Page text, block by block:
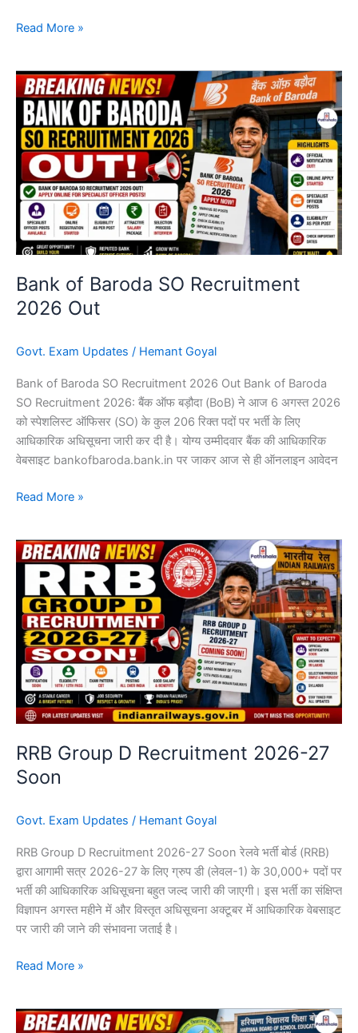
Read More »
Bank of Baroda SO Recruitment
2026 Out
Govt. Exam Updates / Hemant Goyal
Bank of Baroda SO Recruitment 2026 Out Bank of Baroda
SO Recruitment 2026: बैंक ऑफ बड़ौदा (BoB) ने आज 6 अगस्त 2026
को स्पेशलिस्ट ऑफिसर (SO) के कुल 206 रिक्त पदों पर भर्ती के लिए
आधिकारिक अधिसूचना जारी कर दी है। योग्य उम्मीदवार बैंक की आधिकारिक
वेबसाइट bankofbaroda.bank.in पर जाकर आज से ही ऑनलाइन आवेदन
Bank
of
Baroda
SO
Recruitment
2026
Out
Read More »
RRB Group D Recruitment 2026-27
Soon
Govt. Exam Updates / Hemant Goyal
RRB Group D Recruitment 2026-27 Soon रेलवे भर्ती बोर्ड (RRB)
द्वारा आगामी सत्र 2026-27 के लिए ग्रुप डी (लेवल-1) के 30,000+ पदों पर
भर्ती की आधिकारिक अधिसूचना बहुत जल्द जारी की जाएगी। इस भर्ती का संक्षिप्त
विज्ञापन अगस्त महीने में और विस्तृत अधिसूचना अक्टूबर में आधिकारिक वेबसाइट
पर जारी की जाने की संभावना जताई है।
RRB
Group
Recruitment
2026-
27
Soon
Read More »
HTET